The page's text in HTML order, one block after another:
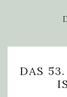
DAS